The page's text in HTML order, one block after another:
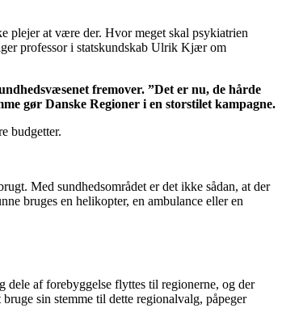
plejer at være der. Hvor meget skal psykiatrien
professor i statskundskab Ulrik Kjær om
fremover. ”Det er nu, de hårde
gør Danske Regioner i en storstilet kampagne.
budgetter.
Med sundhedsområdet er det ikke sådan, at der
bruges en helikopter, en ambulance eller en
dele af forebyggelse flyttes til regionerne, og der
sin stemme til dette regionalvalg, påpeger